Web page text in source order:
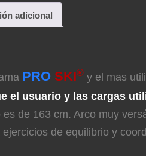
adicional
PRO SKI® y el mas
el usuario y las cargas
de 163 cm. Arco muy
de equilibrio y